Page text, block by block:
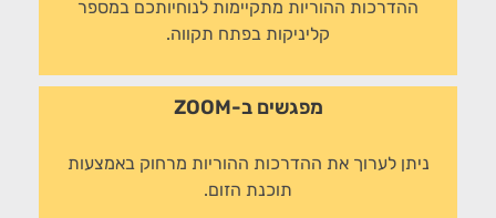
ההדרכות ההוריות מתקיימות לנוחיותכם במספר
קליניקות בפתח תקווה.
מפגשים ב-ZOOM
ניתן לערוך את ההדרכות ההוריות מרחוק באמצעות
תוכנת הזום.